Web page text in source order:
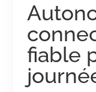
fiable